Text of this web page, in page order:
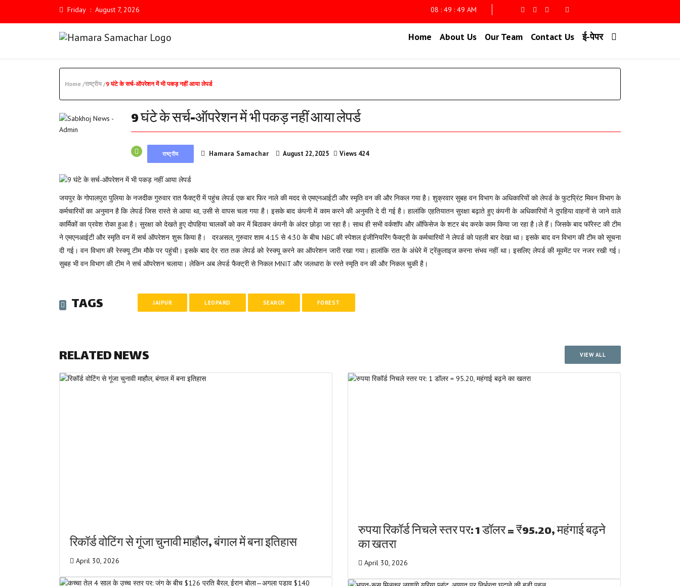
Friday : August 7, 2026 08 : 49 : 50 AM
Home About Us Our Team Contact Us ई-पेपर
Home /राष्ट्रीय /9 घंटे के सर्च-ऑपरेशन में भी पकड़ नहीं आया लेपर्ड
9 घंटे के सर्च-ऑपरेशन में भी पकड़ नहीं आया लेपर्ड
राष्ट्रीय Hamara Samachar August 22, 2025 Views 424
जयपुर के गोपालपुरा पुलिया के नजदीक गुरुवार रात फैक्ट्री में पहुंच लेपर्ड एक बार फिर नाले की मदद से एमएनआईटी और स्मृति वन की और निकल गया है। शुक्रवार सुबह वन विभाग के अधिकारियों को लेपर्ड के फुटप्रिंट मिवन विभाग के
कर्मचारियों का अनुमान है कि लेपर्ड जिस रास्ते से आया था, उसी से वापस चला गया है। इसके बाद कंपनी में काम करने की अनुमति दे दी गई है। हालांकि एहतियातन सुरक्षा बढ़ाते हुए कंपनी के अधिकारियों ने दुपहिया वाहनों से जाने वाले
कार्मिकों का प्रवेश रोका हुआ है। सुरक्षा को देखते हुए दोपहिया चालकों को कर में बिठाकर कंपनी के अंदर छोड़ा जा रहा है। साथ ही सभी वर्कशॉप और ऑफिसेज के शटर बंद करके काम किया जा रहा है।ले हैं। जिसके बाद फॉरेस्ट की टीम
ने एमएनआईटी और स्मृति वन में सर्च ऑपरेशन शुरू किया है। दरअसल, गुरुवार शाम 4:15 से 4:30 के बीच NBC की स्पेशल इंजीनियरिंग फैक्ट्री के कर्मचारियों ने लेपर्ड को पहली बार देखा था। इसके बाद वन विभाग की टीम को सूचना
दी गई। वन विभाग की रेस्क्यू टीम मौके पर पहुंची। इसके बाद देर रात तक लेपर्ड को रेस्क्यू करने का ऑपरेशन जारी रखा गया। हालांकि रात के अंधेरे में ट्रेंकुलाइज करना संभव नहीं था। इसलिए लेपर्ड की मूवमेंट पर नजर रखी गई।
सुबह भी वन विभाग की टीम ने सर्च ऑपरेशन चलाया। लेकिन अब लेपर्ड फैक्ट्री से निकल MNIT और जलधारा के रस्ते स्मृति वन की और निकल चुकी है।
TAGS JAIPUR LEOPARD SEARCH FOREST
RELATED NEWS VIEW ALL
रिकॉर्ड वोटिंग से गूंजा चुनावी माहौल, बंगाल में बना इतिहास
April 30, 2026
रुपया रिकॉर्ड निचले स्तर पर: 1 डॉलर = ₹95.20, महंगाई बढ़ने
का खतरा
April 30, 2026